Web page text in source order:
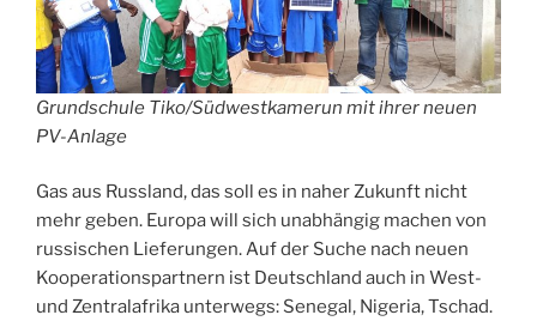
Grundschule Tiko/Südwestkamerun mit ihrer neuen
PV-Anlage
Gas aus Russland, das soll es in naher Zukunft nicht
mehr geben. Europa will sich unabhängig machen von
russischen Lieferungen. Auf der Suche nach neuen
Kooperationspartnern ist Deutschland auch in West-
und Zentralafrika unterwegs: Senegal, Nigeria, Tschad.